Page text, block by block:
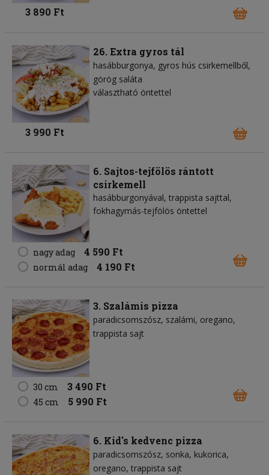
3 890 Ft
26. Extra gyros tál
hasábburgonya gyros hús csirkemellből
görög saláta
választható öntettel
3 990 Ft
6. Sajtos-tejfölös rántott
csirkemell
hasábburgonyával, trappista sajttal,
fokhagymás-tejfölös öntettel
nagy adag 4 590 Ft
normál adag 4 190 Ft
3. Szalámis pizza
paradicsomszósz szalámi oregano
trappista sajt
30 cm 3 490 Ft
45 cm 5 990 Ft
6. Kid's kedvenc pizza
paradicsomszósz sonka kukorica
oregano trappista sajt